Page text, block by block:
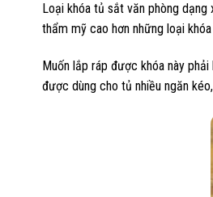
Loại khóa tủ sắt văn phòng
thẩm mỹ cao hơn những loại
Muốn lắp ráp được khóa này
được dùng cho tủ nhiều ngăn